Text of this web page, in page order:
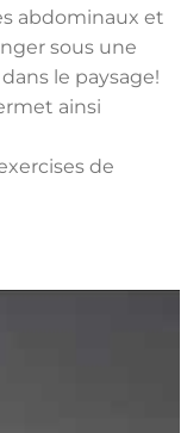
abdominaux et
sous une
le paysage!
ainsi
de